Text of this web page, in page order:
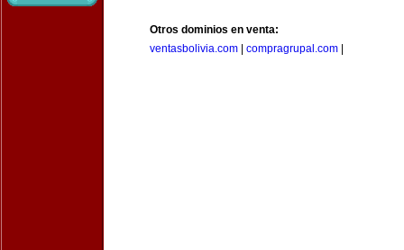
Otros dominios en venta:
ventasbolivia.com
compragrupal.com